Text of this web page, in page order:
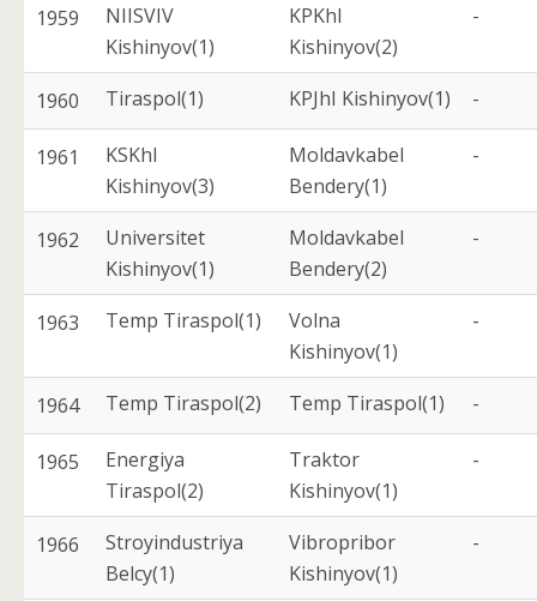
1959
NIISVIV
Kishinyov(1)
KPKhI
Kishinyov(2)
-
1960 Tiraspol(1) KPJhI Kishinyov(1) -
1961
KSKhI
Kishinyov(3)
Moldavkabel
Bendery(1)
-
1962
Universitet
Kishinyov(1)
Moldavkabel
Bendery(2)
-
1963 Temp Tiraspol(1)
Volna
Kishinyov(1)
-
1964 Temp Tiraspol(2) Temp Tiraspol(1) -
1965
Energiya
Tiraspol(2)
Traktor
Kishinyov(1)
-
1966
Stroyindustriya
Belcy(1)
Vibropribor
Kishinyov(1)
-